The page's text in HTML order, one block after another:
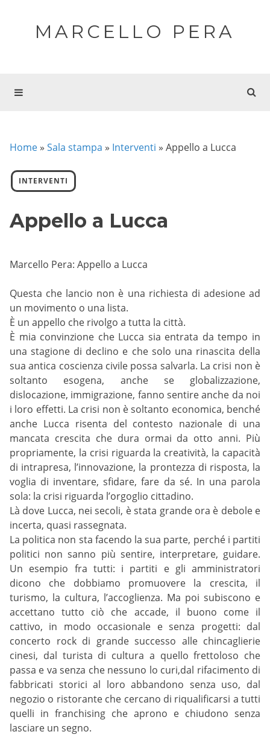
MARCELLO PERA
Home » Sala stampa » Interventi » Appello a Lucca
INTERVENTI
Appello a Lucca
Marcello Pera: Appello a Lucca
Questa che lancio non è una richiesta di adesione ad
un movimento o una lista.
È un appello che rivolgo a tutta la città.
È mia convinzione che Lucca sia entrata da tempo in
una stagione di declino e che solo una rinascita della
sua antica coscienza civile possa salvarla. La crisi non è
soltanto esogena, anche se globalizzazione,
dislocazione, immigrazione, fanno sentire anche da noi
i loro effetti. La crisi non è soltanto economica, benché
anche Lucca risenta del contesto nazionale di una
mancata crescita che dura ormai da otto anni. Più
propriamente, la crisi riguarda la creatività, la capacità
di intrapresa, l’innovazione, la prontezza di risposta, la
voglia di inventare, sfidare, fare da sé. In una parola
sola: la crisi riguarda l’orgoglio cittadino.
Là dove Lucca, nei secoli, è stata grande ora è debole e
incerta, quasi rassegnata.
La politica non sta facendo la sua parte, perché i partiti
politici non sanno più sentire, interpretare, guidare.
Un esempio fra tutti: i partiti e gli amministratori
dicono che dobbiamo promuovere la crescita, il
turismo, la cultura, l’accoglienza. Ma poi subiscono e
accettano tutto ciò che accade, il buono come il
cattivo, in modo occasionale e senza progetti: dal
concerto rock di grande successo alle chincaglierie
cinesi, dal turista di cultura a quello frettoloso che
passa e va senza che nessuno lo curi,dal rifacimento di
fabbricati storici al loro abbandono senza uso, dal
negozio o ristorante che cercano di riqualificarsi a tutti
quelli in franchising che aprono e chiudono senza
lasciare un segno.